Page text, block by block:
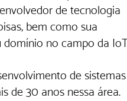
de tecnologia
bem como sua
domínio no campo da
de
de 30 anos nessa área.